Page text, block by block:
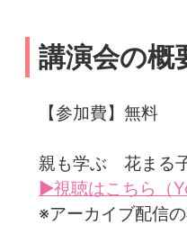
講演会の概
【参加費】無料
親も学ぶ 花まる
▶視聴はこちら（
※アーカイブ配信